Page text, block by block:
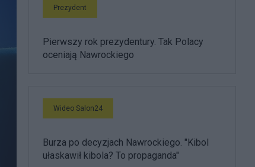
Prezydent
Pierwszy rok prezydentury. Tak Polacy
oceniają Nawrockiego
Wideo Salon24
Burza po decyzjach Nawrockiego. "Kibol
ułaskawił kibola? To propaganda"